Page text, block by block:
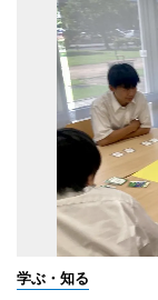
学ぶ・知る